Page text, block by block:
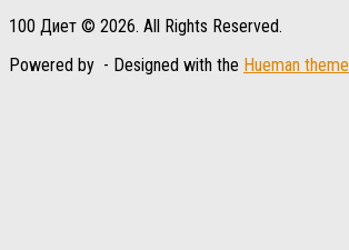
100 Диет © 2026. All Rights Reserved.
Powered by - Designed with the Hueman theme